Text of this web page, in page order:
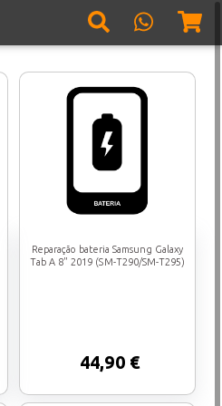
Reparação bateria Samsung Galaxy
Tab A 8" 2019 (SM-T290/SM-T295)
44,90 €